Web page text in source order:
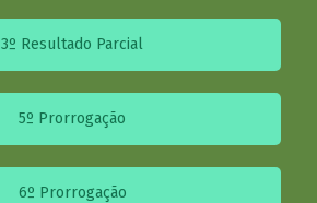
3º Resultado Parcial
5º Prorrogação
6º Prorrogação